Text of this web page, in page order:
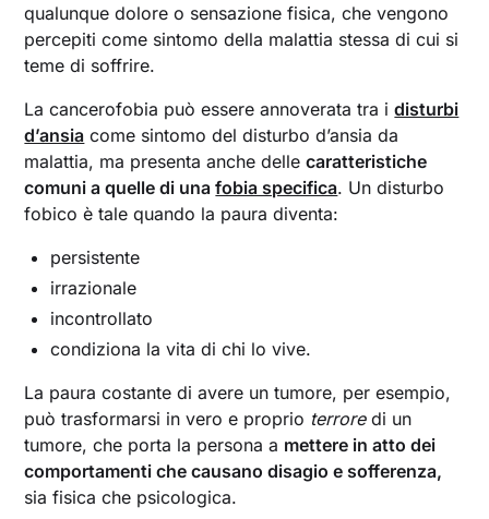
qualunque dolore o sensazione fisica, che vengono
percepiti come sintomo della malattia stessa di cui si
teme di soffrire.
La cancerofobia può essere annoverata tra idisturbi
d’ansia come sintomo del disturbo d’ansia da
malattia, ma presenta anche dellecaratteristiche
comuni a quelle di unafobia specifica. Un disturbo
fobico è tale quando la paura diventa:
persistente
irrazionale
incontrollato
condiziona la vita di chi lo vive.
La paura costante di avere un tumore, per esempio,
può trasformarsi in vero e proprio terroredi un
tumore, che porta la persona a mettere in atto dei
comportamenti che causano disagio e sofferenza,
sia fisica che psicologica.